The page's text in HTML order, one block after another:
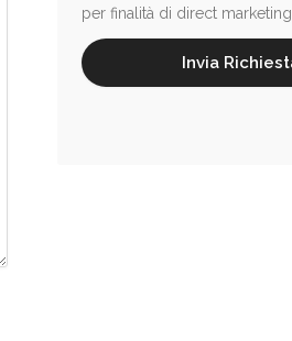
per finalità di direct marketing.